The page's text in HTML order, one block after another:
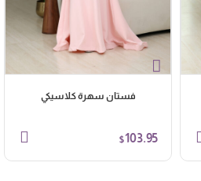
فستان سهرة كلاسيكي
$103.95